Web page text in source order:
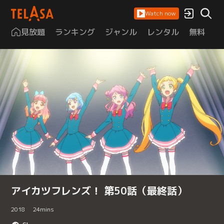
Watch now
見放題 ランキング ジャンル レンタル 無料
アイカツフレンズ！ 第50話（最終話）
2018 24mins